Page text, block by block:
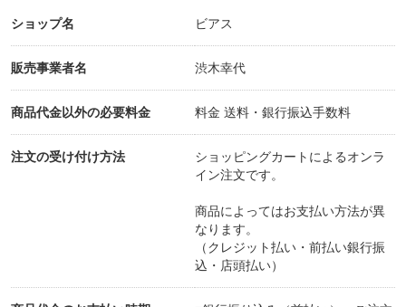
ショップ名 ビアス
販売事業者名 渋木幸代
商品代金以外の必要料金 料金 送料・銀行振込手数料
注文の受け付け方法
ショッピングカートによるオンラ
イン注文です。
商品によってはお支払い方法が異
なります。
（クレジット払い・前払い銀行振
込・店頭払い）